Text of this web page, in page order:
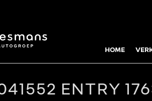
HOME
ENTRY